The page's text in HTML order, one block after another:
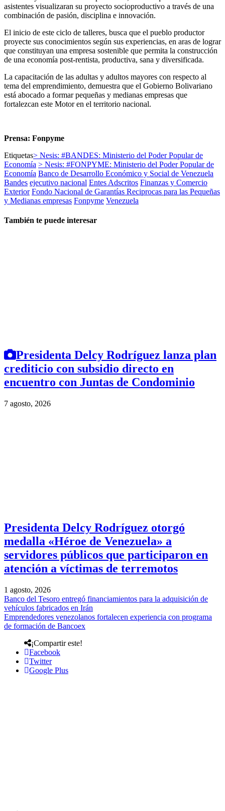
asistentes visualizaran su proyecto socioproductivo a través de una
combinación de pasión, disciplina e innovación.
El inicio de este ciclo de talleres, busca que el pueblo productor
proyecte sus conocimientos según sus experiencias, en aras de lograr
que constituyan una empresa sostenible que permita la construcción
de una economía post-rentista, productiva, sana y diversificada.
La capacitación de las adultas y adultos mayores con respecto al
tema del emprendimiento, demuestra que el Gobierno Bolivariano
está abocado a formar pequeñas y medianas empresas que
fortalezcan este Motor en el territorio nacional.
Prensa: Fonpyme
Etiquetas> Nesis: #BANDES: Ministerio del Poder Popular de
Economía > Nesis: #FONPYME: Ministerio del Poder Popular de
Economía Banco de Desarrollo Económico y Social de Venezuela
Bandes ejecutivo nacional Entes Adscritos Finanzas y Comercio
Exterior Fondo Nacional de Garantías Reciprocas para las Pequeñas
y Medianas empresas Fonpyme Venezuela
También te puede interesar
Presidenta Delcy Rodríguez lanza plan
crediticio con subsidio directo en
encuentro con Juntas de Condominio
7 agosto, 2026
Presidenta Delcy Rodríguez otorgó
medalla «Héroe de Venezuela» a
servidores públicos que participaron en
atención a víctimas de terremotos
1 agosto, 2026
Banco del Tesoro entregó financiamientos para la adquisición de
vehículos fabricados en Irán
Emprendedores venezolanos fortalecen experiencia con programa
de formación de Bancoex
¡Compartir este!
Facebook
Twitter
Google Plus